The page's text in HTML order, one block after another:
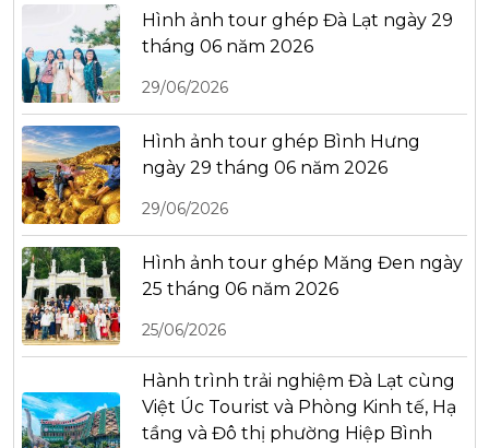
Hình ảnh tour ghép Đà Lạt ngày 29
tháng 06 năm 2026
29/06/2026
Hình ảnh tour ghép Bình Hưng
ngày 29 tháng 06 năm 2026
29/06/2026
Hình ảnh tour ghép Măng Đen ngày
25 tháng 06 năm 2026
25/06/2026
Hành trình trải nghiệm Đà Lạt cùng
Việt Úc Tourist và Phòng Kinh tế, Hạ
tầng và Đô thị phường Hiệp Bình